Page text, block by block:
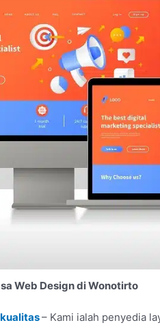
Web Design di Wonotirto
– Kami ialah penyedia